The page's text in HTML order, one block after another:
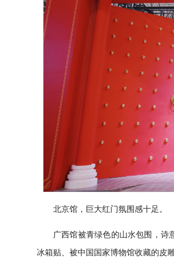
北京馆，巨大红门氛围感十足。
广西馆被青绿色的山水包围，诗
冰箱贴、被中国国家博物馆收藏的皮